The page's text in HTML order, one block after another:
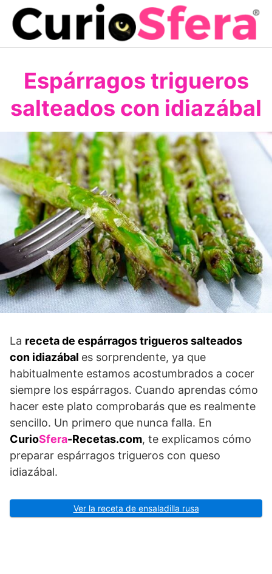
Saltar
contenido
Espárragos trigueros
salteados con idiazábal
La receta de espárragos trigueros salteados
con idiazábal es sorprendente, ya que
habitualmente estamos acostumbrados a cocer
siempre los espárragos. Cuando aprendas cómo
hacer este plato comprobarás que es realmente
sencillo. Un primero que nunca falla. En
CurioSfera-Recetas.com, te explicamos cómo
preparar espárragos trigueros con queso
idiazábal.
Ver la receta de ensaladilla rusa